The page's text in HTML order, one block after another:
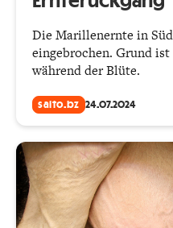
Die Marillenernte in
eingebrochen. Grund
während der Blüte.
salto.bz 24.07.2024